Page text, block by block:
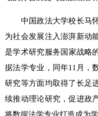
中国政法大学校长马怀
为社会发展注入澎湃新动
是学术研究服务国家战略
据法学专业，同年11月，
研究等方面均取得了长足
续推动理论研究，促进政
将数据法学专业打造成为